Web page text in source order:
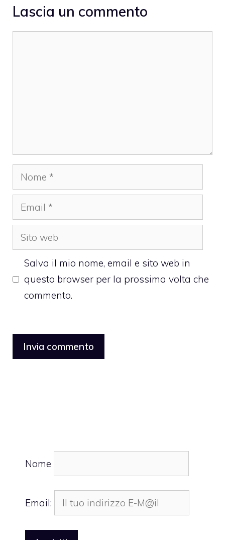
Lascia un commento
Nome
Email
Sito
web
Salva il mio nome, email e sito web in
questo browser per la prossima volta che
commento.
Nome
Email: